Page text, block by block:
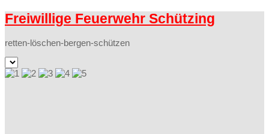
Freiwillige Feuerwehr Schützing
retten-löschen-bergen-schützen